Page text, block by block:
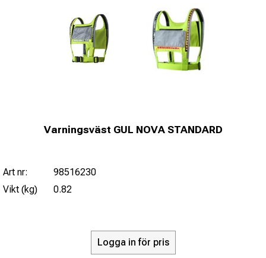
Varningsväst GUL NOVA STANDARD
Art nr:
98516230
Vikt (kg)
0.82
Logga in för pris